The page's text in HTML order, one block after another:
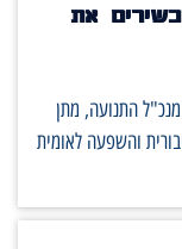
את
התנועה, מתן
והשפעה לאומית